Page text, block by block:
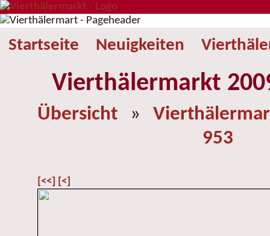
Startseite Neuigkeiten
Vierthälermarkt
Übersicht »
953
[<<] [<]